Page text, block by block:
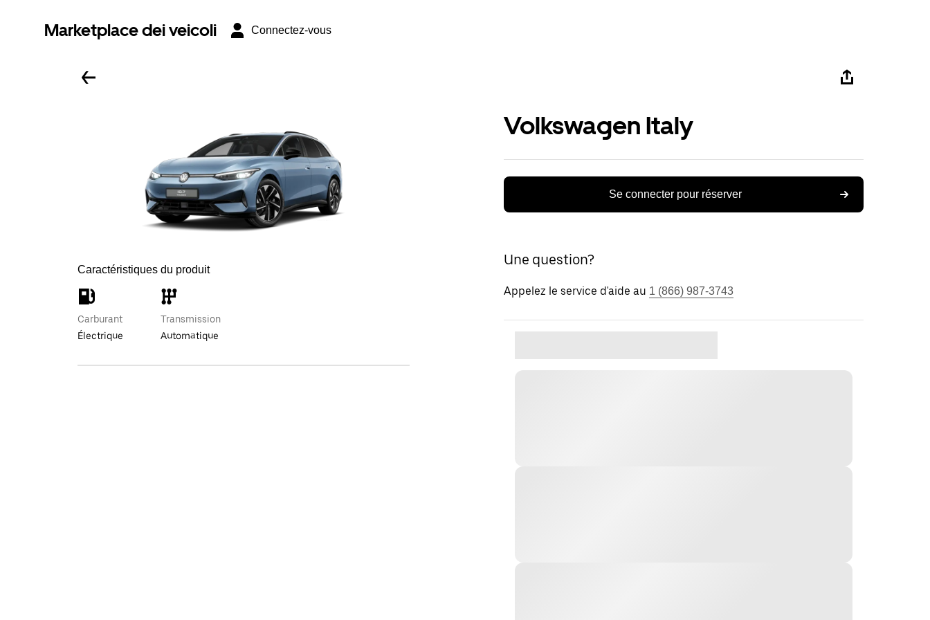
Marketplace dei veicoli Connectez-vous
Caractéristiques du produit
Carburant
Électrique
Transmission
Automatique
Volkswagen Italy
Se connecter pour réserver
Une question?
Appelez le service d'aide au 1 (866) 987-3743